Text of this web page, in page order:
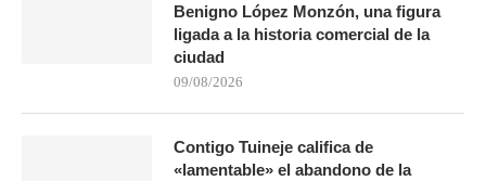
Benigno López Monzón, una figura
ligada a la historia comercial de la
ciudad
09/08/2026
Contigo Tuineje califica de
«lamentable» el abandono de la